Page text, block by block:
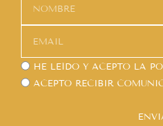
HE LEÍDO Y ACEPTO LA
ACEPTO RECIBIR